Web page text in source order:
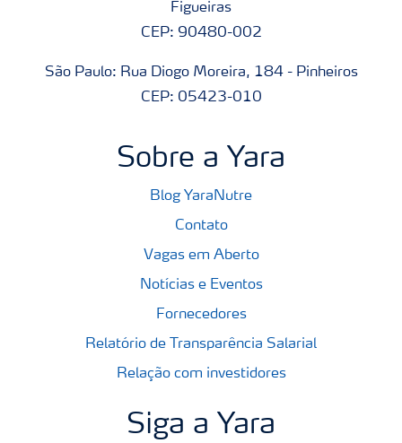
Figueiras
CEP: 90480-002
São Paulo: Rua Diogo Moreira, 184 - Pinheiros
CEP: 05423-010
Sobre a Yara
Blog YaraNutre
Contato
Vagas em Aberto
Notícias e Eventos
Fornecedores
Relatório de Transparência Salarial
Relação com investidores
Siga a Yara